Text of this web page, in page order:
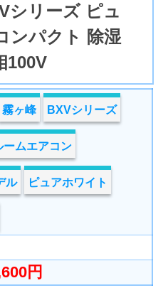
シリーズ ピュ
ンパクト 除湿
100V
霧ヶ峰 BXVシリーズ
ームエアコン
ル ピュアホワイト
円